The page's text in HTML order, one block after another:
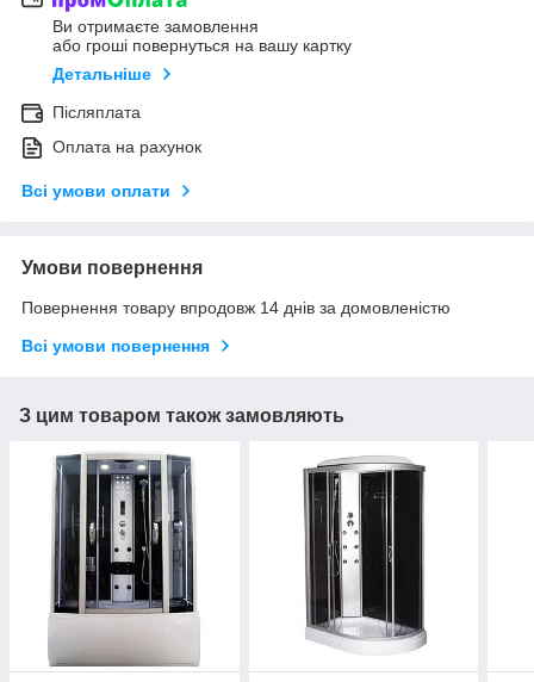
Ви отримаєте замовлення
або гроші повернуться на вашу картку
Детальніше
Післяплата
Оплата на рахунок
Всі умови оплати
Умови повернення
Повернення товару впродовж 14 днів за домовленістю
Всі умови повернення
З цим товаром також замовляють